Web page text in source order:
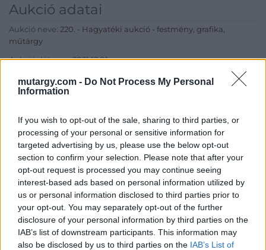
mutargy.com - Do Not Process My Personal
Information
If you wish to opt-out of the sale, sharing to third parties, or
processing of your personal or sensitive information for
targeted advertising by us, please use the below opt-out
section to confirm your selection. Please note that after your
opt-out request is processed you may continue seeing
interest-based ads based on personal information utilized by
us or personal information disclosed to third parties prior to
your opt-out. You may separately opt-out of the further
disclosure of your personal information by third parties on the
IAB’s list of downstream participants. This information may
also be disclosed by us to third parties on the IAB’s List of
Aukció adatai
Aukció neve: 220. - Hagyatéki aukció - festmény, grafika,
műtárgy
Aukció dátuma: 2021.12.01
Aukció ideje: 18:00
Aukció helye: II. Zsigmond tér 8.
Eladó adatai
Eladó:Műgyűjtők Háza Kft.
Cím: Dudás Attila
Műgyűjtők Háza kft.
Budapest
1023.Bp. Zsigmond tér 11.
1023